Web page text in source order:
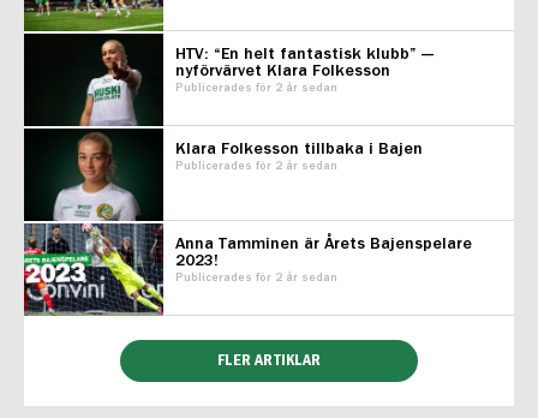
HTV: “En helt fantastisk klubb” —
nyförvärvet Klara Folkesson
Publicerades för 2 år sedan
Klara Folkesson tillbaka i Bajen
Publicerades för 2 år sedan
Anna Tamminen är Årets Bajenspelare
2023!
Publicerades för 2 år sedan
FLER ARTIKLAR